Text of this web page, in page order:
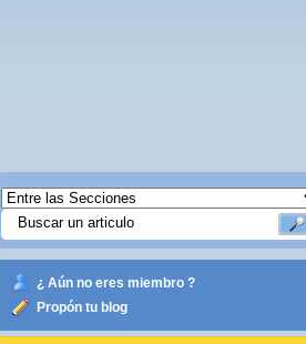
¿ Aún no eres miembro ?
Propón tu blog